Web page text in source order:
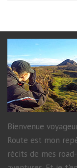
Bienvenue
Route est mon
récits de mes